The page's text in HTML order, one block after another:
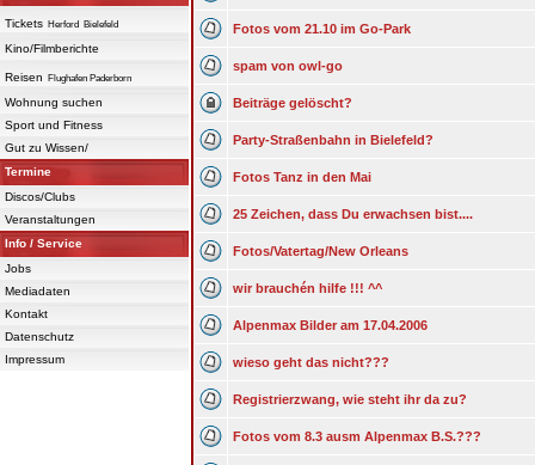
Tickets Herford Bielefeld
Kino/Filmberichte
Reisen Flughafen Paderborn
Wohnung suchen
Sport und Fitness
Gut zu Wissen/
Termine
Discos/Clubs
Veranstaltungen
Info / Service
Jobs
Mediadaten
Kontakt
Datenschutz
Impressum
Fotos vom 21.10 im Go-Park
spam von owl-go
Beiträge gelöscht?
Party-Straßenbahn in Bielefeld?
Fotos Tanz in den Mai
25 Zeichen, dass Du erwachsen bist....
Fotos/Vatertag/New Orleans
wir brauchén hilfe !!! ^^
Alpenmax Bilder am 17.04.2006
wieso geht das nicht???
Registrierzwang, wie steht ihr da zu?
Fotos vom 8.3 ausm Alpenmax B.S.???